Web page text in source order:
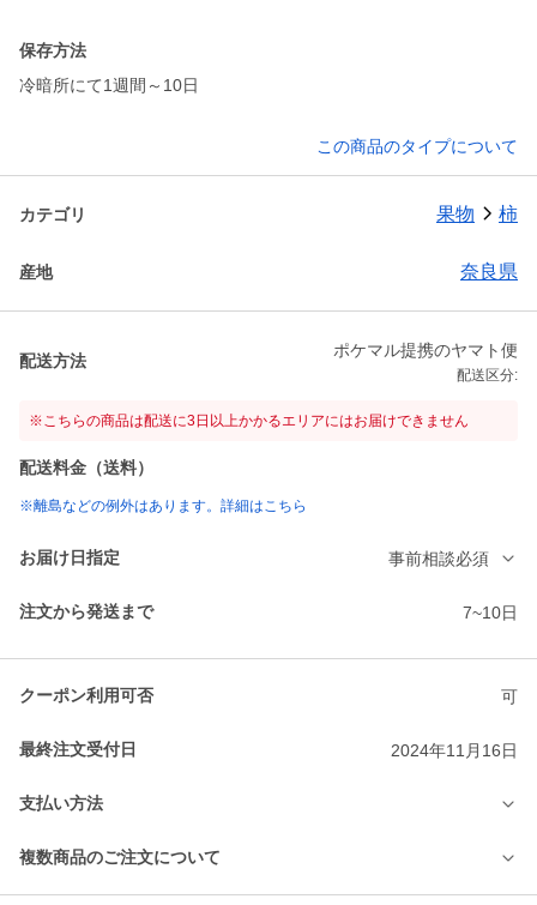
保存方法
冷暗所にて1週間～10日
この商品のタイプについて
カテゴリ 果物 柿
産地 奈良県
配送方法
ポケマル提携のヤマト便
配送区分:
※こちらの商品は配送に3日以上かかるエリアにはお届けできません
配送料金（送料）
※離島などの例外はあります。詳細はこちら
お届け日指定 事前相談必須
注文から発送まで 7~10日
クーポン利用可否 可
最終注文受付日 2024年11月16日
支払い方法
複数商品のご注文について